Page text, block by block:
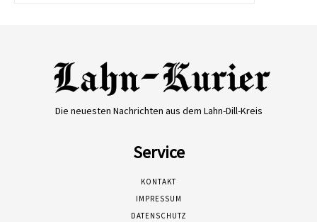
Die neuesten Nachrichten aus dem Lahn-Dill-Kreis
Service
KONTAKT
IMPRESSUM
DATENSCHUTZ